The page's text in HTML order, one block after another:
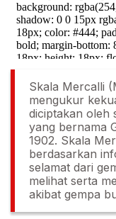
Skala Mercalli
mengukur
diciptakan oleh
yang bernama
1902. Skala
berdasarkan
selamat dari
melihat serta
akibat gempa